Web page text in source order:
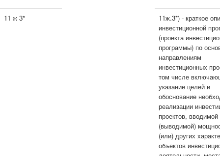
11 ж 3*
11ж.3*) - краткое
инвестиционной
(проекта
программы) по
направлениям
инвестиционных
том числе
указание целей и
обоснование
реализации
проектов, вводимой
(выводимой)
(или) других
объектов